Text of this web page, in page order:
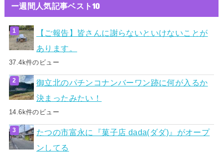
ー週間人気記事ベスト10
【ご報告】皆さんに謝らないといけないことが
あります。
37.4k件のビュー
御立北のパチンコナンバーワン跡に何が入るか
決まったみたい！
14.6k件のビュー
たつの市富永に『菓子店 dada(ダダ)』がオープ
ンしてる